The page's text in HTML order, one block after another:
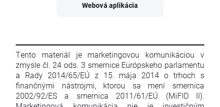
Webová aplikácia
Tento materiál je marketingovou komunikáciou v
zmysle čl. 24 ods. 3 smernice Európskeho parlamentu
a Rady 2014/65/EÚ z 15. mája 2014 o trhoch s
finančnými nástrojmi, ktorou sa mení smernica
2002/92/ES a smernica 2011/61/EÚ (MiFID II).